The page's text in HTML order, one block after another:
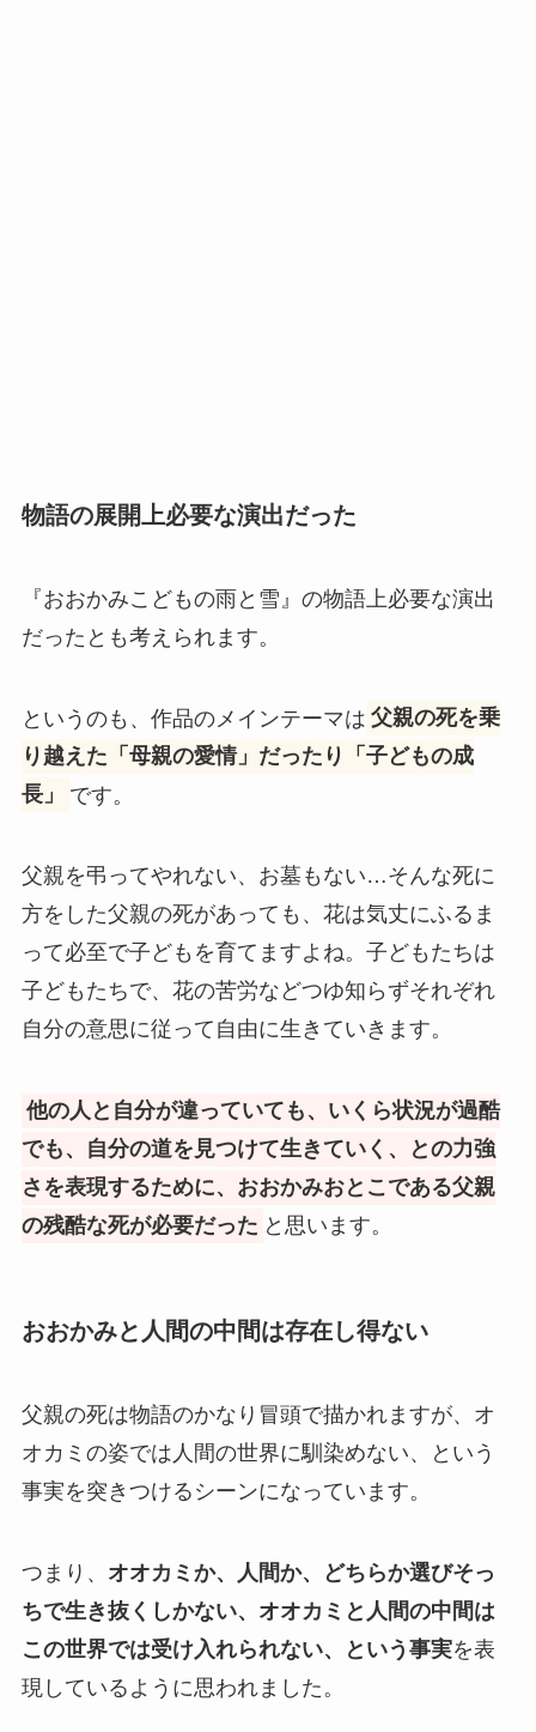
物語の展開上必要な演出だった
『おおかみこどもの雨と雪』の物語上必要な演出
だったとも考えられます。
というのも、作品のメインテーマは 父親の死を乗
り越えた「母親の愛情」だったり「子どもの成
長」
です。
父親を弔ってやれない、お墓もない…そんな死に
方をした父親の死があっても、花は気丈にふるま
って必至で子どもを育てますよね。子どもたちは
子どもたちで、花の苦労などつゆ知らずそれぞれ
自分の意思に従って自由に生きていきます。
他の人と自分が違っていても、いくら状況が過酷
でも、自分の道を見つけて生きていく、との力強
さを表現するために、おおかみおとこである父親
の残酷な死が必要だった と思います。
おおかみと人間の中間は存在し得ない
父親の死は物語のかなり冒頭で描かれますが、オ
オカミの姿では人間の世界に馴染めない、という
事実を突きつけるシーンになっています。
つまり、 オオカミか、人間か、どちらか選びそっ
ちで生き抜くしかない、オオカミと人間の中間は
この世界では受け入れられない、という事実を表
現しているように思われました。